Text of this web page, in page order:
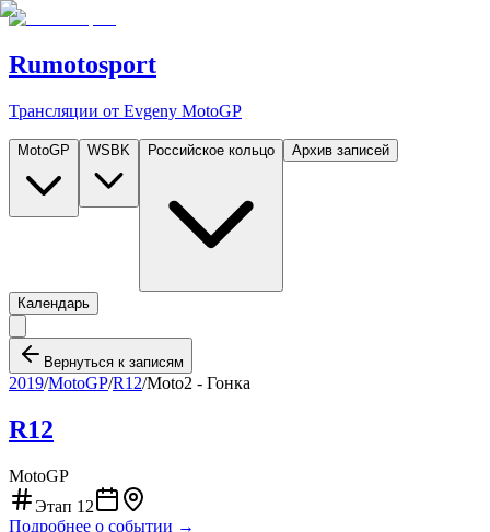
Rumotosport
Трансляции от Evgeny MotoGP
MotoGP WSBK Российское кольцо Архив записей
Календарь
Вернуться к записям
2019/MotoGP/R12/Moto2 - Гонка
R12
MotoGP
Этап 12
Подробнее о событии →